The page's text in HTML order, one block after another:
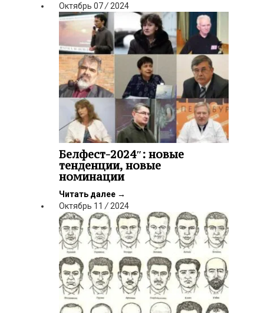
Октябрь 07/2024
Белфест-2024″: новые
тенденции, новые
номинации
Читать далее →
Октябрь 11 / 2024